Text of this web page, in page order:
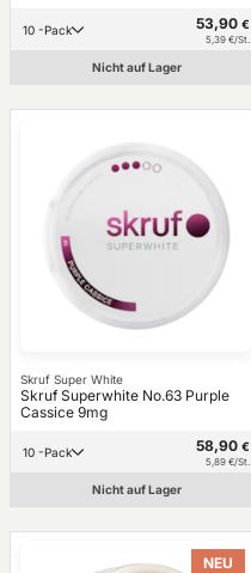
10 -Pack 53,90 €
5,39 €/St.
Nicht auf Lager
Skruf Super White
Skruf Superwhite No.63 Purple
Cassice 9mg
10 -Pack 58,90 €
5,89 €/St.
Nicht auf Lager
NEU